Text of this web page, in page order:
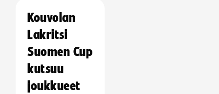
Kouvolan
Lakritsi
Suomen Cup
kutsuu
joukkueet